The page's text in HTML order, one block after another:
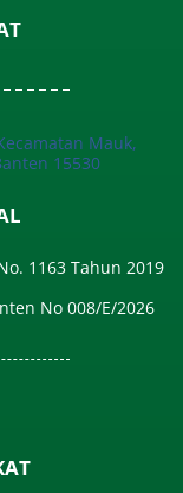
Mauk,
15530
1163 Tahun 2019
No 008/E/2026​